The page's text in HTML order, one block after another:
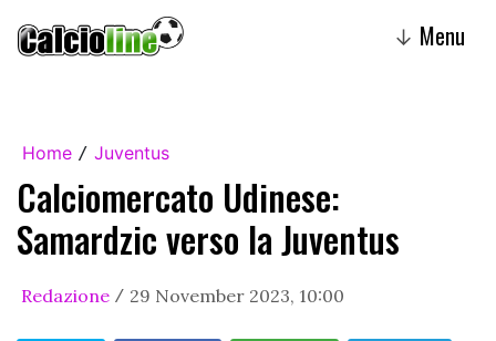
↓ Menu
Home / Juventus
Calciomercato Udinese:
Samardzic verso la Juventus
Redazione / 29 November 2023, 10:00